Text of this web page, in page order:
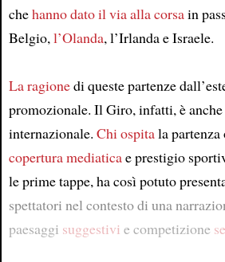
chehanno dato il via alla corsain
Belgio,l’Olanda, l’Irlanda e Israele.
La ragionedi queste partenze
promozionale. Il Giro, infatti, è
internazionale. Chi ospitala partenza
copertura mediaticae prestigio
le prime tappe, ha così potuto
spettatori nel contesto di una
paesaggi suggestivi e competizione